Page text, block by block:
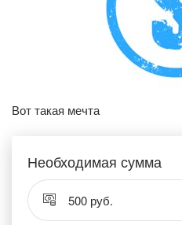
Вот такая мечта
Необходимая сумма
500 руб.